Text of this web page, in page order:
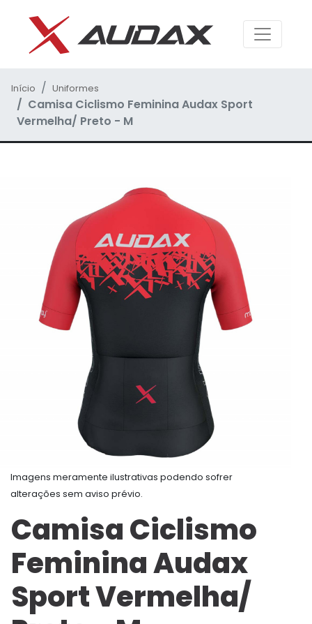
Início Uniformes
Camisa Ciclismo Feminina Audax Sport
Vermelha/ Preto - M
Imagens meramente ilustrativas podendo sofrer
alterações sem aviso prévio.
Camisa Ciclismo
Feminina Audax
Sport Vermelha/